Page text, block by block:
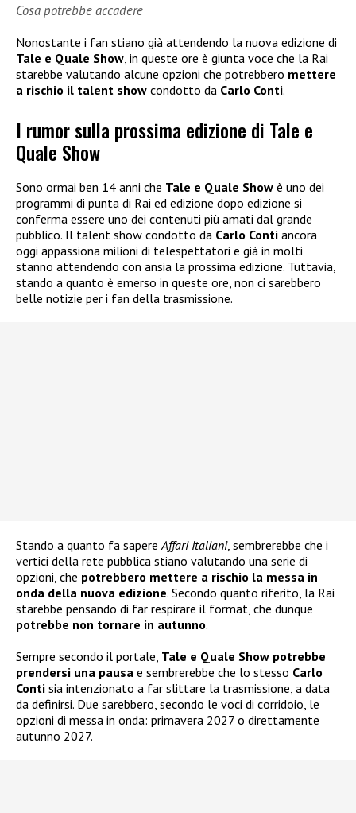
Cosa potrebbe accadere
Nonostante i fan stiano già attendendo la nuova edizione di
Tale e Quale Show , in queste ore è giunta voce che la Rai
starebbe valutando alcune opzioni che potrebbero mettere
a rischio il talent show condotto da Carlo Conti.
I rumor sulla prossima edizione di Tale e
Quale Show
Sono ormai ben 14 anni che Tale e Quale Show è uno dei
programmi di punta di Rai ed edizione dopo edizione si
conferma essere uno dei contenuti più amati dal grande
pubblico. Il talent show condotto da Carlo Conti ancora
oggi appassiona milioni di telespettatori e già in molti
stanno attendendo con ansia la prossima edizione. Tuttavia,
stando a quanto è emerso in queste ore, non ci sarebbero
belle notizie per i fan della trasmissione.
Stando a quanto fa sapereAffari Italiani, sembrerebbe che i
vertici della rete pubblica stiano valutando una serie di
opzioni, che potrebbero mettere a rischio la messa in
onda della nuova edizione. Secondo quanto riferito, la Rai
starebbe pensando di far respirare il format, che dunque
potrebbe non tornare in autunno.
Sempre secondo il portale, Tale e Quale Show potrebbe
prendersi una pausa e sembrerebbe che lo stesso Carlo
Conti sia intenzionato a far slittare la trasmissione, a data
da definirsi. Due sarebbero, secondo le voci di corridoio, le
opzioni di messa in onda: primavera 2027 o direttamente
autunno 2027.